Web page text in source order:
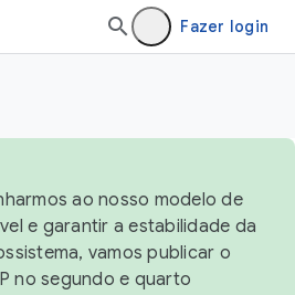
Fazer login
ao nosso modelo de
e garantir a estabilidade da
vamos publicar o
no segundo e quarto